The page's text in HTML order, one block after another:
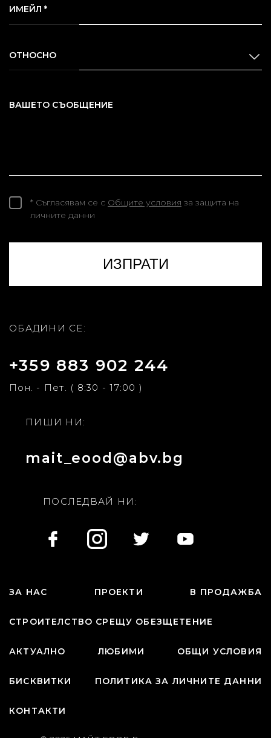
ИМЕЙЛ *
ОТНОСНО
ВАШЕТО СЪОБЩЕНИЕ
* Съгласявам се с Общите условия за защита на
личните данни
ОБАДИНИ СЕ:
+359 883 902 244
Пон. - Пет. ( 8:30 - 17:00 )
ПИШИ НИ:
mait_eood@abv.bg
ПОСЛЕДВАЙ НИ:
ЗА НАС ПРОЕКТИ В ПРОДАЖБА
СТРОИТЕЛСТВО СРЕЩУ ОБЕЗЩЕТЕНИЕ
АКТУАЛНО ЛЮБИМИ ОБЩИ УСЛОВИЯ
БИСКВИТКИ ПОЛИТИКА ЗА ЛИЧНИТЕ ДАННИ
КОНТАКТИ